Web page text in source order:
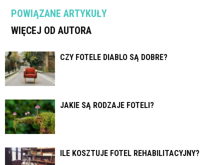
POWIĄZANE ARTYKUŁY
WIĘCEJ OD AUTORA
CZY FOTELE DIABLO SĄ DOBRE?
JAKIE SĄ RODZAJE FOTELI?
ILE KOSZTUJE FOTEL REHABILITACYJNY?